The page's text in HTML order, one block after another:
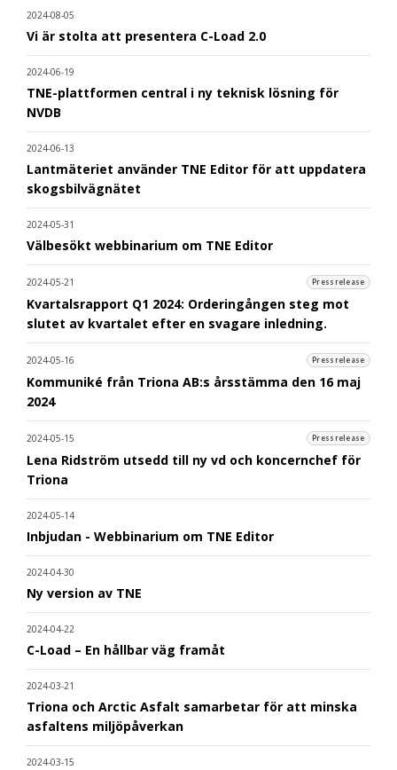
2024-08-05
Vi är stolta att presentera C-Load 2.0
2024-06-19
TNE-plattformen central i ny teknisk lösning för
NVDB
2024-06-13
Lantmäteriet använder TNE Editor för att uppdatera
skogsbilvägnätet
2024-05-31
Välbesökt webbinarium om TNE Editor
2024-05-21 Pressrelease
Kvartalsrapport Q1 2024: Orderingången steg mot
slutet av kvartalet efter en svagare inledning.
2024-05-16 Pressrelease
Kommuniké från Triona AB:s årsstämma den 16 maj
2024
2024-05-15 Pressrelease
Lena Ridström utsedd till ny vd och koncernchef för
Triona
2024-05-14
Inbjudan - Webbinarium om TNE Editor
2024-04-30
Ny version av TNE
2024-04-22
C-Load – En hållbar väg framåt
2024-03-21
Triona och Arctic Asfalt samarbetar för att minska
asfaltens miljöpåverkan
2024-03-15